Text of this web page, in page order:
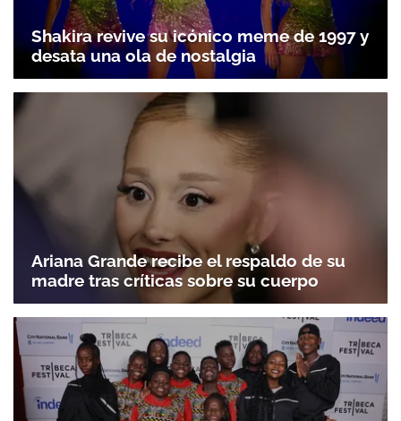
Shakira revive su icónico meme de 1997 y
desata una ola de nostalgia
Ariana Grande recibe el respaldo de su
madre tras críticas sobre su cuerpo